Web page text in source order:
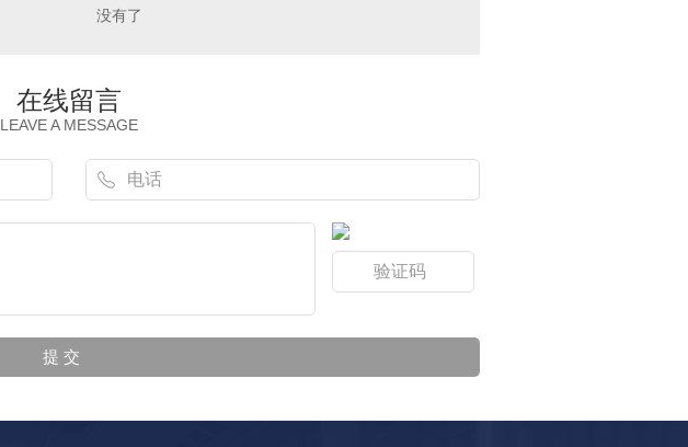
没有了
在线留言
LEAVE A MESSAGE